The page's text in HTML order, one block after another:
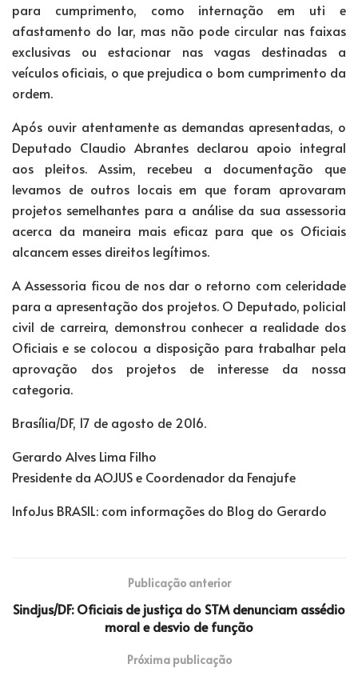
para cumprimento, como internação em uti e
afastamento do lar, mas não pode circular nas faixas
exclusivas ou estacionar nas vagas destinadas a
veículos oficiais, o que prejudica o bom cumprimento da
ordem.
Após ouvir atentamente as demandas apresentadas, o
Deputado Claudio Abrantes declarou apoio integral
aos pleitos. Assim, recebeu a documentação que
levamos de outros locais em que foram aprovaram
projetos semelhantes para a análise da sua assessoria
acerca da maneira mais eficaz para que os Oficiais
alcancem esses direitos legítimos.
A Assessoria ficou de nos dar o retorno com celeridade
para a apresentação dos projetos. O Deputado, policial
civil de carreira, demonstrou conhecer a realidade dos
Oficiais e se colocou a disposição para trabalhar pela
aprovação dos projetos de interesse da nossa
categoria.
Brasília/DF, 17 de agosto de 2016.
Gerardo Alves Lima Filho
Presidente da AOJUS e Coordenador da Fenajufe
InfoJus BRASIL: com informações do Blog do Gerardo
Publicação anterior
Sindjus/DF: Oficiais de justiça do STM denunciam assédio
moral e desvio de função
Próxima publicação